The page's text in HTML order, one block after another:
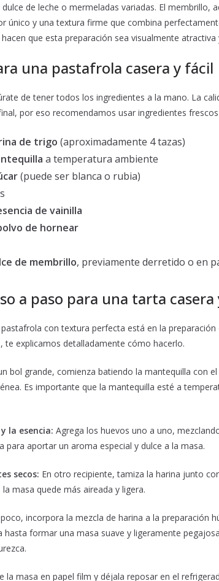
de leche o mermeladas variadas. El membrillo,
único y una textura firme que combina
que esta preparación sea visualmente atractiva
una pastafrola casera y fácil
de tener todos los ingredientes a la mano. La
por eso recomendamos usar ingredientes
de trigo (aproximadamente 4 tazas)
a temperatura ambiente
(puede ser blanca o rubia)
de vainilla
de hornear
de membrillo, previamente derretido o en
a paso para una tarta casera
con textura perfecta está en la
te explicamos detalladamente cómo hacerlo.
bol grande, comienza batiendo la mantequilla con
Es importante que la mantequilla esté a
la esencia: Agrega los huevos uno a uno,
para aportar un aroma especial y dulce a la masa.
secos: En otro recipiente, tamiza la harina junto
masa quede más aireada y ligera.
incorpora la mezcla de harina a la preparación
hasta formar una masa suave y ligeramente
la masa en papel film y déjala reposar en el